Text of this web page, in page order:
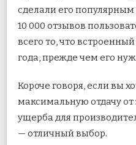
сделали его
10 000 отзывов
всего то, что
года, прежде чем его
Короче говоря, если вы
максимальную отдачу от
ущерба для
— отличный выбор.